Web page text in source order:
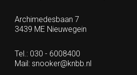
Archimedesbaan 7
3439 ME Nieuwegein
Tel.: 030 - 6008400
Mail: snooker@knbb.nl